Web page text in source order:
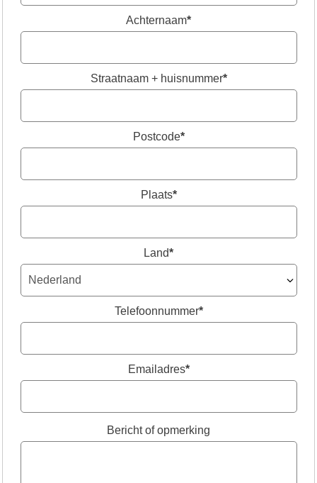
Achternaam*
Straatnaam + huisnummer*
Postcode*
Plaats*
Land*
Telefoonnummer*
Emailadres*
Bericht of opmerking